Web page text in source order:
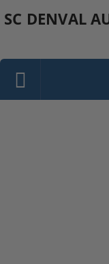
SC DENVAL